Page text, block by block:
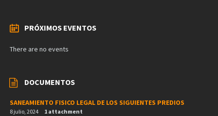
PRÓXIMOS EVENTOS
There are no events
DOCUMENTOS
SANEAMIENTO FISICO LEGAL DE LOS SIGUIENTES PREDIOS
8 julio, 2024 1 attachment